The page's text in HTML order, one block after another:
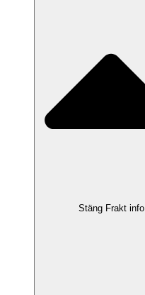
Stäng Frakt info